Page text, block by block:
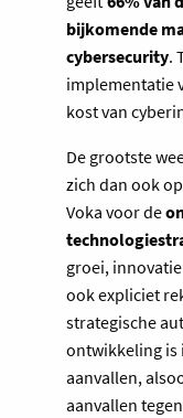
bijkomende
cybersecurity.
implementatie
kost van
De grootste
zich dan ook
Voka voor de
groei,
ook expliciet
strategische
ontwikkeling is
aanvallen,
aanvallen